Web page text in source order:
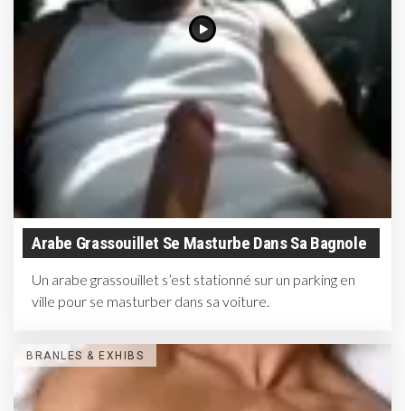
Arabe Grassouillet Se Masturbe Dans Sa Bagnole
Un arabe grassouillet s’est stationné sur un parking en
ville pour se masturber dans sa voiture.
BRANLES & EXHIBS